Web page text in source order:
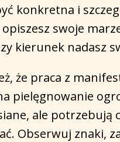
konkretna i
opiszesz swoje
kierunek nadasz
że praca z
pielęgnowanie
ale potrzebują
Obserwuj znaki,